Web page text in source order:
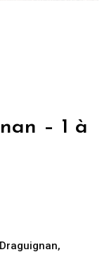
– 1 à
Draguignan,